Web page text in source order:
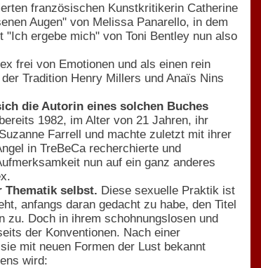
französischen Kunstkritikerin Catherine
Augen" von Melissa Panarello, in dem
ergebe mich" von Toni Bentley nun also
frei von Emotionen und als einen rein
Tradition Henry Millers und Anaïs Nins
die Autorin eines solchen Buches
1982, im Alter von 21 Jahren, ihr
Farrell und machte zuletzt mit ihrer
in TreBeCa recherchierte und
nun auf ein ganz anderes
Thematik selbst. Diese sexuelle Praktik ist
anfangs daran gedacht zu habe, den Titel
zu. Doch in ihrem schohnungslosen und
der Konventionen. Nach einer
mit neuen Formen der Lust bekannt
wird: